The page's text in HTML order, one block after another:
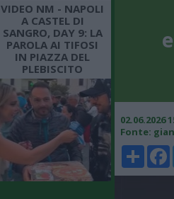
VIDEO NM - NAPOLI
A CASTEL DI
SANGRO, DAY 9: LA
PAROLA AI TIFOSI
IN PIAZZA DEL
PLEBISCITO
02.06.2026
Fonte:
Share